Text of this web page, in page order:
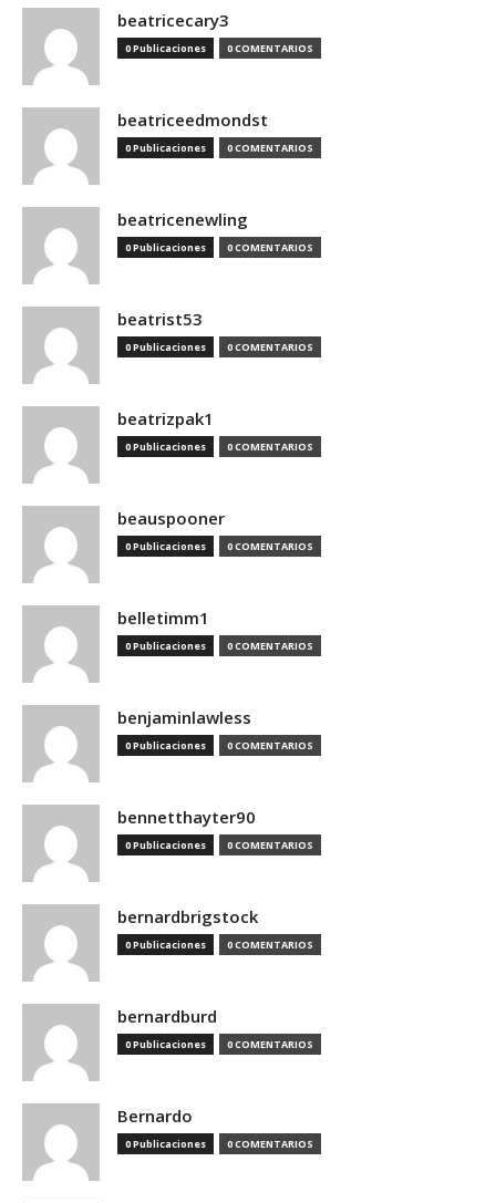
beatricecary3
0 Publicaciones 0 COMENTARIOS
beatriceedmondst
0 Publicaciones 0 COMENTARIOS
beatricenewling
0 Publicaciones 0 COMENTARIOS
beatrist53
0 Publicaciones 0 COMENTARIOS
beatrizpak1
0 Publicaciones 0 COMENTARIOS
beauspooner
0 Publicaciones 0 COMENTARIOS
belletimm1
0 Publicaciones 0 COMENTARIOS
benjaminlawless
0 Publicaciones 0 COMENTARIOS
bennetthayter90
0 Publicaciones 0 COMENTARIOS
bernardbrigstock
0 Publicaciones 0 COMENTARIOS
bernardburd
0 Publicaciones 0 COMENTARIOS
Bernardo
0 Publicaciones 0 COMENTARIOS